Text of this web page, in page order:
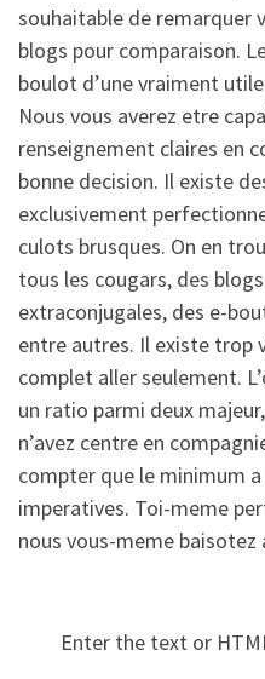
souhaitable de remarquer
blogs pour comparaison.
boulot d’une vraiment
Nous vous averez etre
renseignement claires en
bonne decision. Il existe
exclusivement
culots brusques. On en
tous les cougars, des
extraconjugales, des e-
entre autres. Il existe trop
complet aller seulement.
un ratio parmi deux
n’avez centre en
compter que le minimum a
imperatives. Toi-meme
nous vous-meme baisotez
Enter the text or